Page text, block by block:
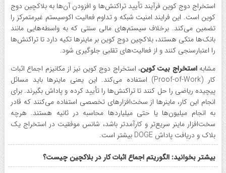
استخراج دوج کوین فرآیند تأیید تراکنش‌ها و افزودن آن‌ها به بلاکچین دوج
کوین است. این فرایند امنیت شبکه و تداوم فعالیت اکوسیستم غیرمتمرکز را
تضمین می‌کند. برخلاف سیستم‌های مالی سنتی که به واسطه‌هایی مانند
بانک‌ها متکی هستند، بلاکچین دوج کوین بر ماینرها تکیه دارد تا تراکنش‌ها
را اعتبارسنجی کنند و از فعالیت‌های تقلبی جلوگیری شود.
مشابهاستخراج بیت کوین، استخراج دوج کوین نیز از مکانیزم اجماع اثبات
کار (Proof-of-Work) استفاده می‌کند. این یعنی ماینرها باید مسائل
پیچیده ریاضی را حل کنند تا تراکنش‌ها را تأیید کرده و پاداش بگیرند. برای
انجام این کار، ماینرها از سخت‌افزارهای تخصصی استفاده می‌کنند که قادر
به انجام میلیون‌ها یا حتی میلیاردها محاسبه در ثانیه هستند. هرچه
سخت‌افزار ماینر سریع‌تر و کارآمدتر باشد، شانس موفقیت در استخراج یک
بلاک و دریافت پاداش DOGE بیشتر است.
بیشتر بخوانید: الگوریتم اجماع اثبات کار در بلاکچین چیست؟